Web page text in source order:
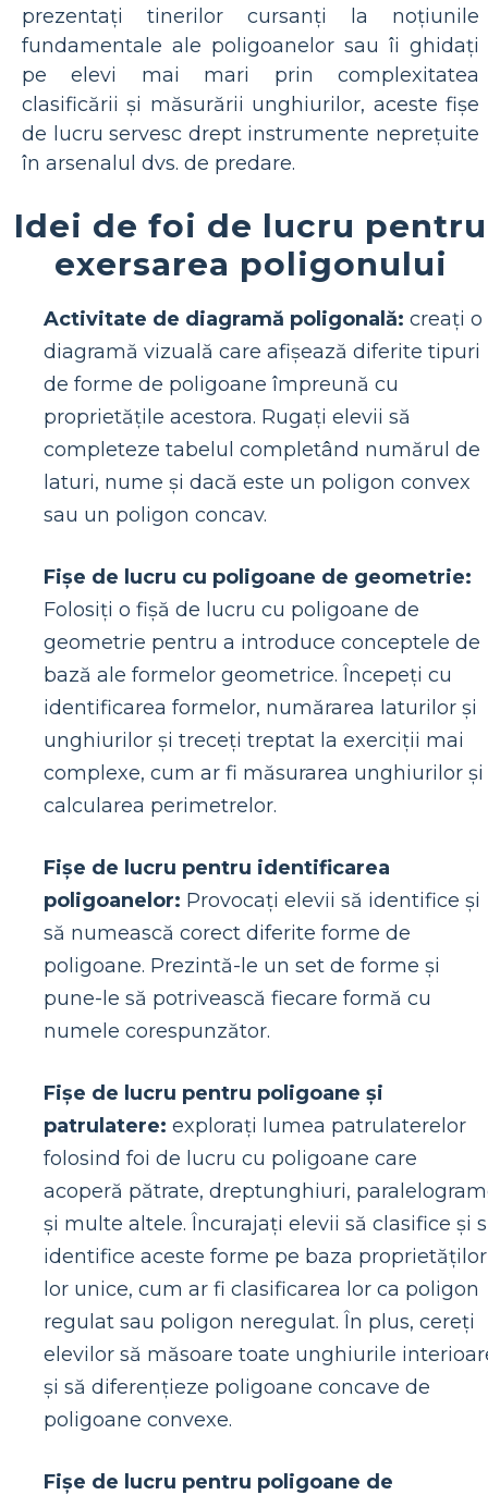
prezentați tinerilor cursanți la noțiunile
fundamentale ale poligoanelor sau îi ghidați
pe elevi mai mari prin complexitatea
clasificării și măsurării unghiurilor, aceste fișe
de lucru servesc drept instrumente neprețuite
în arsenalul dvs. de predare.
Idei de foi de lucru pentru
exersarea poligonului
Activitate de diagramă poligonală: creați o
diagramă vizuală care afișează diferite tipuri
de forme de poligoane împreună cu
proprietățile acestora. Rugați elevii să
completeze tabelul completând numărul de
laturi, nume și dacă este un poligon convex
sau un poligon concav.
Fișe de lucru cu poligoane de geometrie:
Folosiți o fișă de lucru cu poligoane de
geometrie pentru a introduce conceptele de
bază ale formelor geometrice. Începeți cu
identificarea formelor, numărarea laturilor și
unghiurilor și treceți treptat la exerciții mai
complexe, cum ar fi măsurarea unghiurilor și
calcularea perimetrelor.
Fișe de lucru pentru identificarea
poligoanelor: Provocați elevii să identifice și
să numească corect diferite forme de
poligoane. Prezintă-le un set de forme și
pune-le să potrivească fiecare formă cu
numele corespunzător.
Fișe de lucru pentru poligoane și
patrulatere: explorați lumea patrulaterelor
folosind foi de lucru cu poligoane care
acoperă pătrate, dreptunghiuri,
și multe altele. Încurajați elevii să clasifice și
identifice aceste forme pe baza proprietăților
lor unice, cum ar fi clasificarea lor ca poligon
regulat sau poligon neregulat. În plus, cereți
elevilor să măsoare toate unghiurile
și să diferențieze poligoane concave de
poligoane convexe.
Fișe de lucru pentru poligoane de